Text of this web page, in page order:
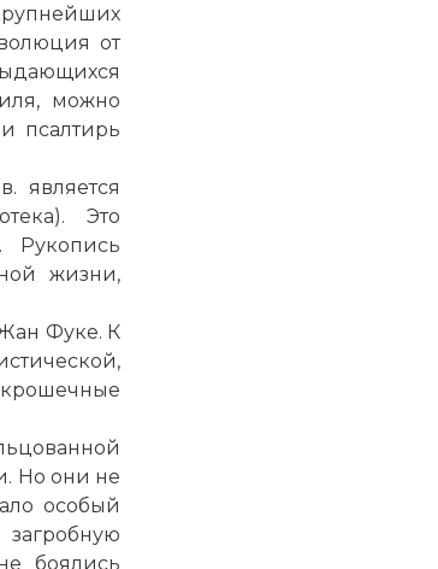
от
можно
псалтирь
является
Это
Рукопись
жизни,
Фуке. К
Но они не
особый
боялись
стиля характерны черты
и условностей художественного
место в готическом искусстве
образец архитектурного синтеза
Пространство такого собора было
его сводов и башен, подчинение
ритмов и разноцветное сияние